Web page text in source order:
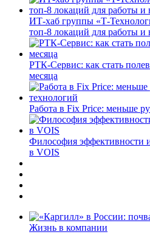
ИТ-хаб группы «Т-
топ-8 локаций для работы и
РТК-Сервис: как стать
месяца
Работа в Fix Price: меньше
Философия эффективности
в VOIS
Жизнь в компании